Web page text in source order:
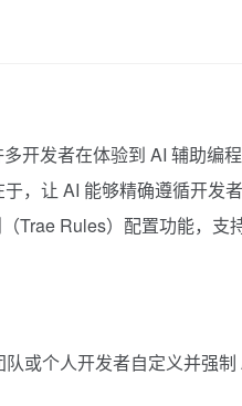
开发者在体验到 AI 辅助编
，让 AI 能够精确遵循开
Trae Rules）配置功能，
或个人开发者自定义并强